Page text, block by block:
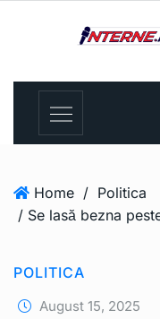
Home / Politica
POLITICA
August 15, 2025